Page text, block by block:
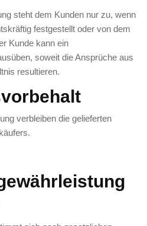
steht dem Kunden nur zu, wenn
festgestellt oder von dem
Kunde kann ein
soweit die Ansprüche aus
resultieren.
verbleiben die gelieferten